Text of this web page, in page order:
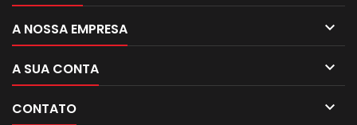
A NOSSA EMPRESA 
A SUA CONTA 
CONTATO 